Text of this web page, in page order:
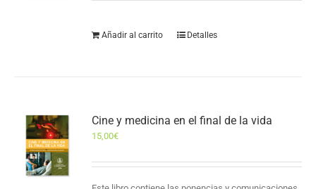
Añadir al carrito Detalles
Cine y medicina en el final de la vida
15,00€